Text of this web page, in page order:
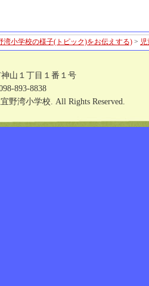
湾小学校の様子(トピック)をお伝えする) >
山１丁目１番１号
893-8838
野湾小学校. All Rights Reserved.